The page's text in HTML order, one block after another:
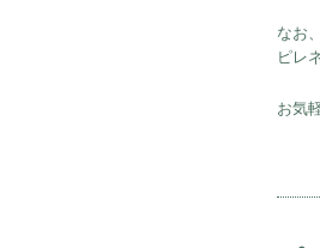
なお
ピレ
お気